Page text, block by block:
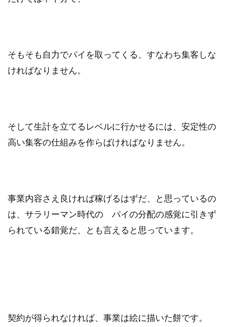
そもそも自力でパイを取ってくる、すなわち集客しな
ければなりません。
そして生計を立てるレベルに行かせるには、安定性の
高い集客の仕組みを作らばければなりません。
事業内容さえ良ければ稼げるはずだ、と思っているの
は、サラリーマン時代の パイの分配の感覚に引きず
られている錯覚だ、とも言えると思っています。
契約が得られなければ、事業は絵に描いた餅です。